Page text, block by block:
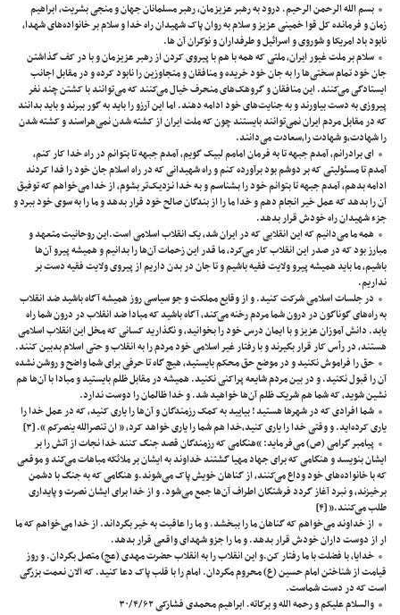
بسم الله الرحمن الرحیم. درود به رهبر عزیزمان، رهبر مسلمانان جهان و منجی بشریت، ابراهیم
زمان و فرمانده کل قوا خمینی عزیز و سلام به روان پاک شهیدان راه خدا و سلام بر خانواده‌های شهدا،
نابود باد امریکا و شوروی و اسرائیل و طرفداران و نوکران آن ها.
سلام بر ملت غیور ایران، ملتی که همه با هم با پیروی کردن از رهبر عزیزمان و با در کف گذاشتن
جان خود تمام سختی‌ها را به جان خود خریده و منافقان و متجاوزین را نابود کرده و در مقابل اجانب
ایستادگی می‌کنند. این منافقان و گروهک‌های منحرف خیال می‌کنند که می‌توانند با کشتن چند نفر
پیروزی به دست بیاورند و به جنایت‌های خود ادامه دهند. اما این آرزو را باید به گور ببرند و باید بدانند
که در مقابل مردم ایران نمی‌توانند بایستند چون که ملت ایران از کشته شدن نمی‌هراسند و کشته شدن
را شهادت،و شهادت را،سعادت می‌دانند.
ای برادرانم، آمدم جبهه تا به فرمان امامم لبیک گویم، آمدم جبهه تا بتوانم در راه خدا کار کنم،
آمدم تا مسئولیتی که بر دوشم بود برآورده کنم و راه شهیدانی که در راه اسلام جان خود را فدا کردند
ادامه بدهم، آمدم جبهه تا بتوانم خـود را بـشناسـم و بـه خـدا نـزدیـک‌تر بشوم، از خدا می‌خواهم که توفیق
آن را بدهد که عمل خیر انجام دهم و خدا ما را از بندگان صالح خود قرار بدهد و ما را به سوی خود ببرد و
جزء شهیدان راه خودش قرار بدهد.
همه ما می‌دانیم که این انقلابی که در ایران شد، یک انقلاب اسلامی است.این روحانیت متعهد و
مبارز بود که در صدر این انقلاب کار می‌کرد، ما قدر این زحمات آن‌ها را بدانیم و همیشه پیرو آن‌ها
باشیم، ما باید همیشه پیرو ولایت فقیه باشیم و تا جان در بدن داریم از پیروی ولایت فقیه دست بر
نداریم.
در جلسات اسلامی شرکت کنید. و از وقایع مملکت و جو سیاسی روز همیشه آگاه باشید ضد انقلاب
به راه‌های گوناگون در درون شما مردم رخنه می‌کند، آگاه باشید که مبادا ضد انقلاب در درون شما راه
یابد. دانش آموزان عزیز و با ایمان درس خود را بخوانید، و نگذارید کسانی که مخل این انقلاب اسلامی
هستند، در رأس کار قرار بگیرند و با رفتار غیر اسلامی خود مردم را به انقلاب و حتی اسلام بدبین کنند.
حق را فراموش نکنید و در موضع حق محکم بایستید، هیچ گاه تا حرفی برای شما واضح و روشن نشده
آن را قبول نکنید. و در بین مردم شایعه پراکنی نکنید. همیشه در مقابل ظلم بایستید و مبادا با آن‌ها هم
نشین شوید، که شما هم شریک ظلم آن‌ها خواهید شد. و خدا ظالمان را دوست ندارد.
شما افرادی که در شهرها هستید ! بیایید به کمک رزمندگان و آن‌ها را یاری کنید، که در عمل خدا را
یاری کرده‌اید. و وقتی خدا را یاری کنید،خدا هم شما را یاری خواهد کرد، « ان تنصرالله ینصرکم ».[۳]
پیامبر گرامی (ص) می‌فرماید: “هنگامی که رزمندگان قصد جنگ کنند خدا نجات از آتش را بر
ایشان بنویسد و هنگامی که برای جهاد مهیا گشتند خداوند به ایشان بر ملائکه مباهات می‌کند و موقعی
که با خانواده‌های خود وداع می‌کنند، از گناهان خویش پاک می‌شوند.و هنگامی که به جنگ با دشمن
برخیزند، و نبرد آغاز گردد فرشتگان اطراف آن‌ها جمع می‌شود. و از خدا برای ایشان نصرت و پایداری
طلب می‌کنند.”[۴]
از خداوند می‌خواهم که گناهان ما را ببخشد. و ما را عاقبت به خیر بگرداند. از خدا می‌خواهم که ما
ار از دوست داران خودش قرار بدهد. و ما را جزو شهدای واقعی قرار بدهد.
خدایا، با فضلت با ما رفتار کن.و این انقلاب را به انقلاب حضرت مهدی (عج) متصل بگردان. و روز
قیامت از شناختن امام حسین (ع) محروم مگردان. امام را با قلب پاک دعا کنید. که الان نعمت بزرگی
است که در دست شماست.
والسلام علیکم و رحمه الله و برکاته. ابراهیم محمدی فشارکی ۳۰/۴/۶۲